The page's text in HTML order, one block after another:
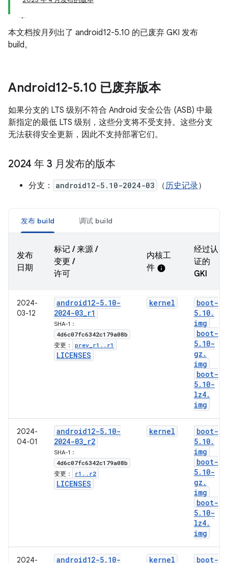
本文档按月列出了 android12-5.10 的已废弃 GKI 发布
build。
Android12-5.10 已废弃版本
如果分支的 LTS 级别不符合 Android 安全公告 (ASB) 中最
新指定的最低 LTS 级别，这些分支将不受支持。这些分支
无法获得安全更新，因此不支持部署它们。
2024 年 3 月发布的版本
分支： android12-5.10-2024-03 （历史记录）
发布 build 调试 build
发布
日期
标记 / 来源 /
变更 /
许可
内核工
件 info
经过认
证的
GKI
2024-
03-12
android12-5. 10-
2024-03_r1
SHA-1：
4d6c07fc6342c179a08b
变更： prev r1 . . r1
LICENSES
kernel
boot-
5. 10.
img
boot-
5. 10-
gz .
img
boot-
5. 10-
lz4.
img
2024-
04-01
android12-5. 10-
2024-03_r2
SHA-1：
4d6c07fc6342c179a08b
变更： r1 . . r2
LICENSES
kernel
boot-
5. 10.
img
boot-
5. 10-
gz .
img
boot-
5. 10-
lz4.
img
2024-
android12-5. 10-
kernel
boot-